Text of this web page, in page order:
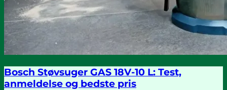
Bosch Støvsuger GAS 18V-10 L: Test,
anmeldelse og bedste pris